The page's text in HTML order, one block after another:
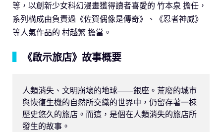
等，以創新少女科幻漫畫獲得讀者喜愛的 竹本泉 擔任，
系列構成由負責過《佐賀偶像是傳奇》、《忍者神威》
等人氣作品的 村越繁 擔當。
《啟示旅店》故事概要
人類消失、文明崩壞的地球――銀座。荒廢的城市
與恢復生機的自然所交織的世界中，仍留存著一棟
歷史悠久的旅店。而這，是個在人類消失的旅店所
發生的故事。